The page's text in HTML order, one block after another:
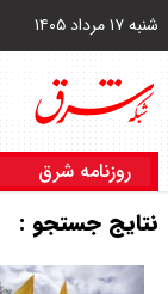
شنبه ۱۷ مرداد ۱۴۰۵
روزنامه شرق
نتایج جستجو :